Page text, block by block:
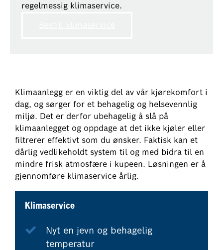
regelmessig klimaservice.
Klimaanlegg er en viktig del av vår kjørekomfort i
dag, og sørger for et behagelig og helsevennlig
miljø. Det er derfor ubehagelig å slå på
klimaanlegget og oppdage at det ikke kjøler eller
filtrerer effektivt som du ønsker. Faktisk kan et
dårlig vedlikeholdt system til og med bidra til en
mindre frisk atmosfære i kupeen. Løsningen er å
gjennomføre klimaservice årlig.
Klimaservice
Nyt en jevn og behagelig
temperatur